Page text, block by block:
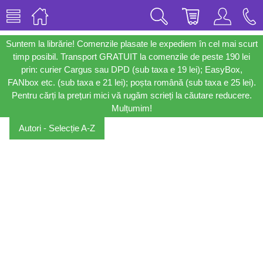
Suntem la librărie! Comenzile plasate le expediem în cel mai scurt
timp posibil. Transport GRATUIT la comenzile de peste 190 lei
prin: curier Cargus sau DPD (sub taxa e 19 lei); EasyBox,
FANbox etc. (sub taxa e 21 lei); poșta română (sub taxa e 25 lei).
Pentru cărți la prețuri mici vă rugăm scrieți la căutare reducere.
Mulțumim!
Autori - Selecție A-Z